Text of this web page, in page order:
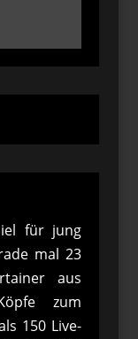
für jung
mal 23
aus
zum
150 Live-